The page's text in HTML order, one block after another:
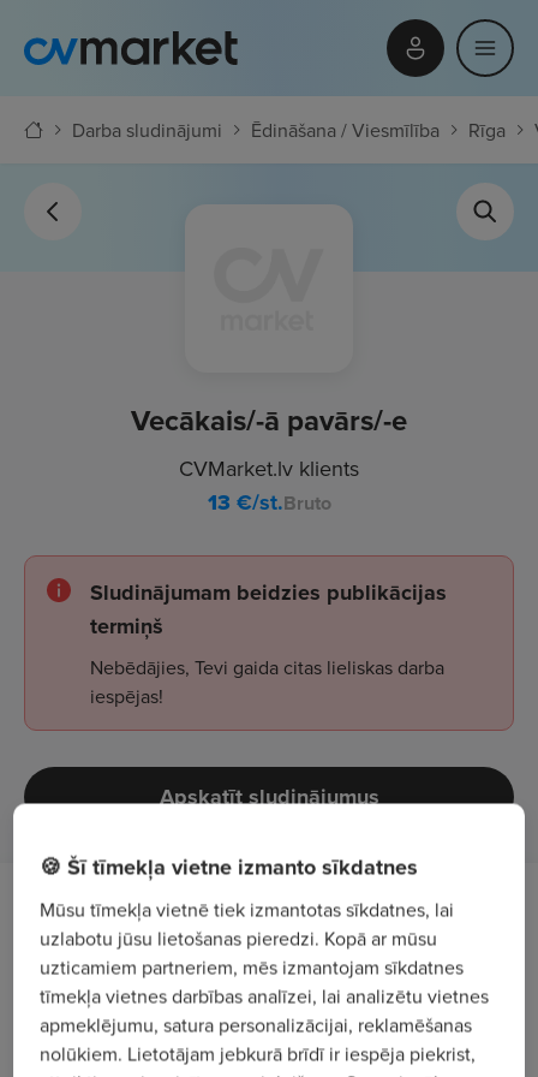
Darba sludinājumi Ēdināšana / Viesmīlība Rīga
Vecākais/-ā pavārs/-e
CVMarket.lv klients
13 €/st.Bruto
Sludinājumam beidzies publikācijas
termiņš
Nebēdājies, Tevi gaida citas lieliskas darba
iespējas!
Apskatīt sludinājumus
Darba apraksts
Aicinām komandai pievienotiespieredzējušu
vecāko pavāru/-i, kurš/-a prot organizēt virtuves
darbu, uzturēt augstus kvalitātes standartus un
🍪 Šī tīmekļa vietne izmanto sīkdatnes
Mūsu tīmekļa vietnē tiek izmantotas sīkdatnes, lai
uzlabotu jūsu lietošanas pieredzi. Kopā ar mūsu
uzticamiem partneriem, mēs izmantojam sīkdatnes
tīmekļa vietnes darbības analīzei, lai analizētu vietnes
apmeklējumu, satura personalizācijai, reklamēšanas
nolūkiem. Lietotājam jebkurā brīdī ir iespēja piekrist,